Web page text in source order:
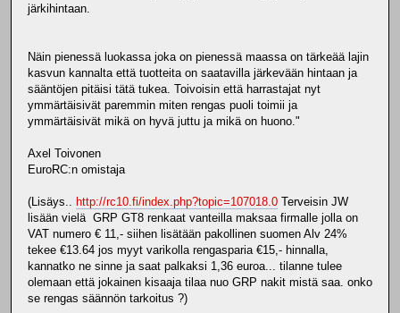
järkihintaan.
Näin pienessä luokassa joka on pienessä maassa on tärkeää lajin
kasvun kannalta että tuotteita on saatavilla järkevään hintaan ja
sääntöjen pitäisi tätä tukea. Toivoisin että harrastajat nyt
ymmärtäisivät paremmin miten rengas puoli toimii ja
ymmärtäisivät mikä on hyvä juttu ja mikä on huono."
Axel Toivonen
EuroRC:n omistaja
(Lisäys.. http://rc10.fi/index.php?topic=107018.0 Terveisin JW
lisään vielä GRP GT8 renkaat vanteilla maksaa firmalle jolla on
VAT numero € 11,- siihen lisätään pakollinen suomen Alv 24%
tekee €13.64 jos myyt varikolla rengasparia €15,- hinnalla,
kannatko ne sinne ja saat palkaksi 1,36 euroa... tilanne tulee
olemaan että jokainen kisaaja tilaa nuo GRP nakit mistä saa. onko
se rengas säännön tarkoitus ?)